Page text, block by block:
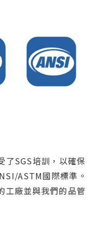
了SGS培訓，以確保
ASTM國際標準。
工廠並與我們的品管